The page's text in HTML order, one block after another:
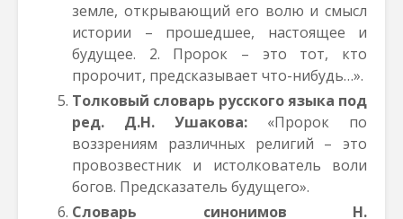
земле, открывающий его волю и смысл
истории – прошедшее, настоящее и
будущее. 2. Пророк – это тот, кто
пророчит, предсказывает что-нибудь…».
Толковый словарь русского языка под
ред. Д.Н. Ушакова: «Пророк по
воззрениям различных религий – это
провозвестник и истолкователь воли
богов. Предсказатель будущего».
Cловарь синонимов Н.